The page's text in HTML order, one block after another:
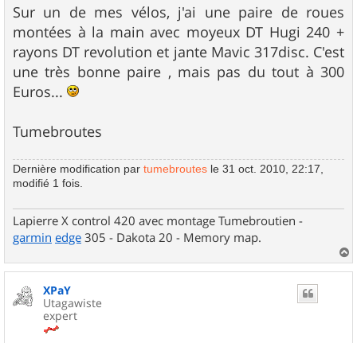
Sur un de mes vélos, j'ai une paire de roues
montées à la main avec moyeux DT Hugi 240 +
rayons DT revolution et jante Mavic 317disc. C'est
une très bonne paire , mais pas du tout à 300
Euros...
Tumebroutes
Dernière modification par tumebroutes le 31 oct. 2010, 22:17,
modifié 1 fois.
Lapierre X control 420 avec montage Tumebroutien -
garmin edge 305 - Dakota 20 - Memory map.
a
u
XPaY
Utagawiste
expert